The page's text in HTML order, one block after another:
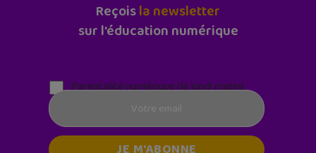
Reçoisla newsletter
sur l'éducation numérique
Parentalité numérique (le lundi matin)